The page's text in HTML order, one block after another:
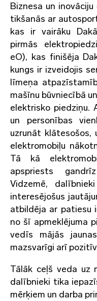
Biznesa un
tikšanās ar
kas ir vairāku
pirmās
eO), kas finišēja
kungs ir izveidojis
līmeņa
mašīnu būvniecībā
elektrisko piedziņu.
un personības
uzrunāt
elektromobiļu
Tā kā
apspriests
Vidzemē,
interesējošus
atbildēja ar patiesu
no šī apmeklējuma
vedīs mājās
mazsvarīgi arī
Tālāk ceļš veda uz
dalībnieki tika
mērķiem un darba